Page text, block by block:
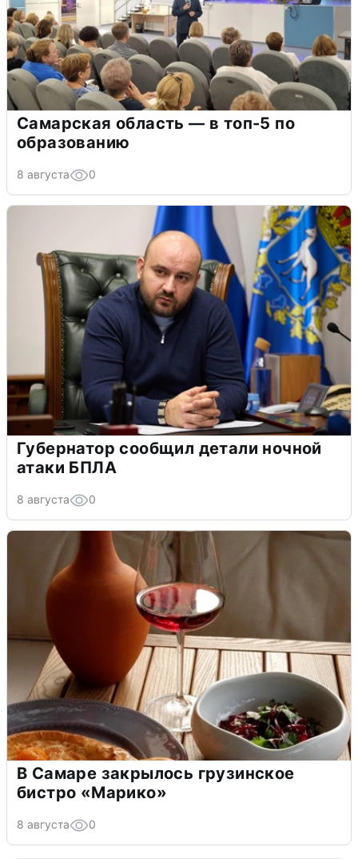
Самарская область — в топ-5 по
образованию
8 августа 0
Губернатор сообщил детали ночной
атаки БПЛА
8 августа 0
В Самаре закрылось грузинское
бистро «Марико»
8 августа 0